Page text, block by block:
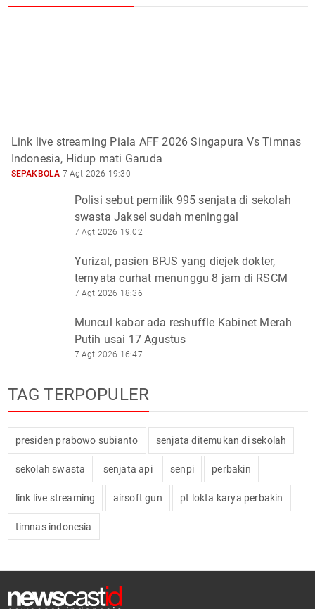
Link live streaming Piala AFF 2026 Singapura Vs Timnas
Indonesia, Hidup mati Garuda
SEPAKBOLA 7 Agt 2026 19:30
Polisi sebut pemilik 995 senjata di sekolah
swasta Jaksel sudah meninggal
7 Agt 2026 19:02
Yurizal, pasien BPJS yang diejek dokter,
ternyata curhat menunggu 8 jam di RSCM
7 Agt 2026 18:36
Muncul kabar ada reshuffle Kabinet Merah
Putih usai 17 Agustus
7 Agt 2026 16:47
TAG TERPOPULER
presiden prabowo subianto senjata ditemukan di sekolah
sekolah swasta senjata api senpi perbakin
link live streaming airsoft gun pt lokta karya perbakin
timnas indonesia